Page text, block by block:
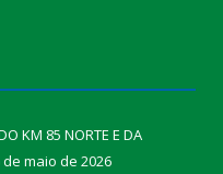
KM 85 NORTE E DA
de maio de 2026